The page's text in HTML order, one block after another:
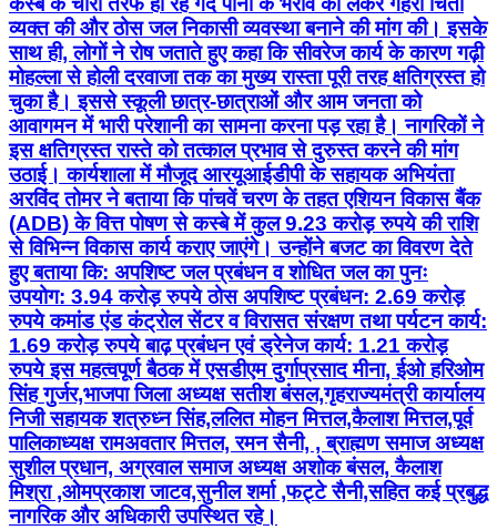
व्यक्त की और ठोस जल निकासी व्यवस्था बनाने की मांग की। इसके
साथ ही, लोगों ने रोष जताते हुए कहा कि सीवरेज कार्य के कारण गढ़ी
मोहल्ला से होली दरवाजा तक का मुख्य रास्ता पूरी तरह क्षतिग्रस्त हो
चुका है। इससे स्कूली छात्र-छात्राओं और आम जनता को
आवागमन में भारी परेशानी का सामना करना पड़ रहा है। नागरिकों ने
इस क्षतिग्रस्त रास्ते को तत्काल प्रभाव से दुरुस्त करने की मांग
उठाई। कार्यशाला में मौजूद आरयूआईडीपी के सहायक अभियंता
अरविंद तोमर ने बताया कि पांचवें चरण के तहत एशियन विकास बैंक
(ADB) के वित्त पोषण से कस्बे में कुल 9.23 करोड़ रुपये की राशि
से विभिन्न विकास कार्य कराए जाएंगे। उन्होंने बजट का विवरण देते
हुए बताया कि: अपशिष्ट जल प्रबंधन व शोधित जल का पुनः
उपयोग: 3.94 करोड़ रुपये ठोस अपशिष्ट प्रबंधन: 2.69 करोड़
रुपये कमांड एंड कंट्रोल सेंटर व विरासत संरक्षण तथा पर्यटन कार्य:
1.69 करोड़ रुपये बाढ़ प्रबंधन एवं ड्रेनेज कार्य: 1.21 करोड़
रुपये इस महत्वपूर्ण बैठक में एसडीएम दुर्गाप्रसाद मीना, ईओ हरिओम
सिंह गुर्जर,भाजपा जिला अध्यक्ष सतीश बंसल,गृहराज्यमंत्री कार्यालय
निजी सहायक शत्रुध्न सिंह,ललित मोहन मित्तल,कैलाश मित्तल,पूर्व
पालिकाध्यक्ष रामअवतार मित्तल, रमन सैनी, , ब्राह्मण समाज अध्यक्ष
सुशील प्रधान, अग्रवाल समाज अध्यक्ष अशोक बंसल, कैलाश
मिश्रा ,ओमप्रकाश जाटव,सुनील शर्मा ,फट्टे सैनी,सहित कई प्रबुद्ध
नागरिक और अधिकारी उपस्थित रहे।